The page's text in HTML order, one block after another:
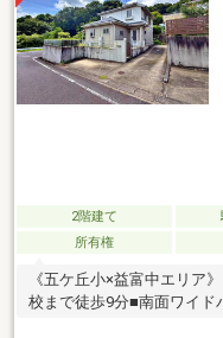
2階建て
所有権
《五ケ丘小×益富中エリア
校まで徒歩9分■南面ワイド